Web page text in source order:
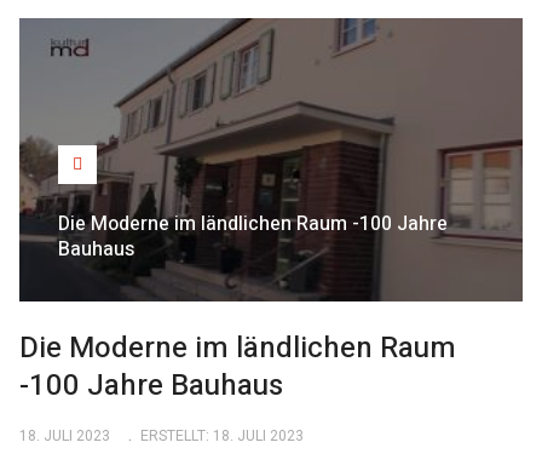
Die Moderne im ländlichen Raum -100 Jahre
Bauhaus
Die Moderne im ländlichen Raum
-100 Jahre Bauhaus
18. JULI 2023 ERSTELLT: 18. JULI 2023